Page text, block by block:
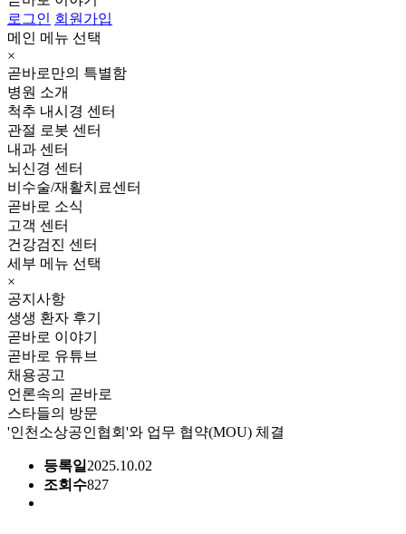
로그인 회원가입
메인 메뉴 선택
×
곧바로만의 특별함
병원 소개
척추 내시경 센터
관절 로봇 센터
내과 센터
뇌신경 센터
비수술/재활치료센터
곧바로 소식
고객 센터
건강검진 센터
세부 메뉴 선택
×
공지사항
생생 환자 후기
곧바로 이야기
곧바로 유튜브
채용공고
언론속의 곧바로
스타들의 방문
'인천소상공인협회'와 업무 협약(MOU) 체결
등록일 2025.10.02
조회수827